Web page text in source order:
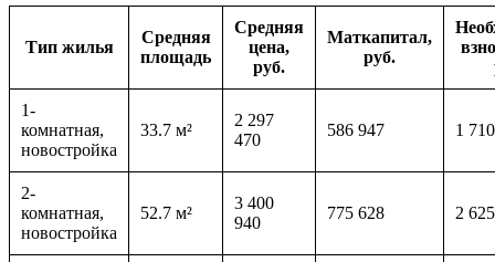
Тип жилья
Средняя
площадь
Средняя
цена,
руб.
Маткапитал,
руб.
1-
комнатная,
новостройка
33.7 м²
2 297
470
586 947 1
2-
комнатная,
новостройка
52.7 м²
3 400
940
775 628 2